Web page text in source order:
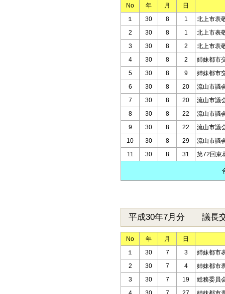
No 年 月
日
１
30 8 1
北上市表
2
30 8 1
北上市表
3
30 8 2
北上市表
4
30 8 2
姉妹都市
5
30 8 9
姉妹都市
6
30 8 20
流山市議
7
30 8 20
流山市議
8
30 8 22
流山市議
9
30 8 22
流山市議
10
30 8 29
流山市議
11
30 8 31 第72回東
平成30年7月分 議長
No 年 月
日
１
30 7 3
姉妹都市
2
30 7 4
姉妹都市
3
30 7 19
総務委員